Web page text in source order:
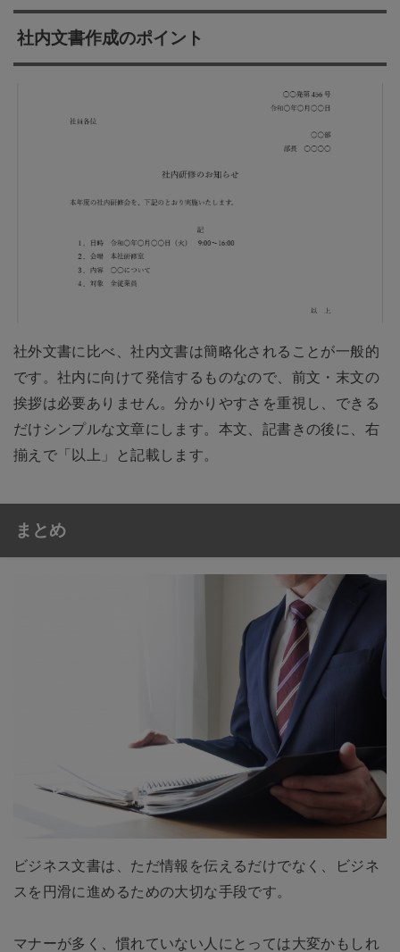
社内文書作成のポイント
社外文書に比べ、社内文書は簡略化されることが一般的
です。社内に向けて発信するものなので、前文・末文の
挨拶は必要ありません。分かりやすさを重視し、できる
だけシンプルな文章にします。本文、記書きの後に、右
揃えで「以上」と記載します。
まとめ
ビジネス文書は、ただ情報を伝えるだけでなく、ビジネ
スを円滑に進めるための大切な手段です。
マナーが多く、慣れていない人にとっては大変かもしれ